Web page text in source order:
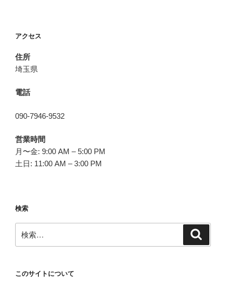
ン
アクセス
住所
埼玉県
電話
090-7946-9532
営業時間
月〜金: 9:00 AM – 5:00 PM
土日: 11:00 AM – 3:00 PM
検索
索:
このサイトについて